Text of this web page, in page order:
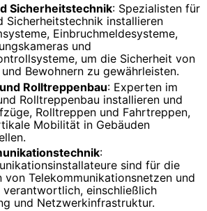
Sicherheitstechnik: Spezialisten für
Sicherheitstechnik installieren
Einbruchmeldesysteme,
und
um die Sicherheit von
Bewohnern zu gewährleisten.
Rolltreppenbau: Experten im
Rolltreppenbau installieren und
Rolltreppen und Fahrtreppen,
Mobilität in Gebäuden
:
sind für die
von Telekommunikationsnetzen und
verantwortlich, einschließlich
und Netzwerkinfrastruktur.